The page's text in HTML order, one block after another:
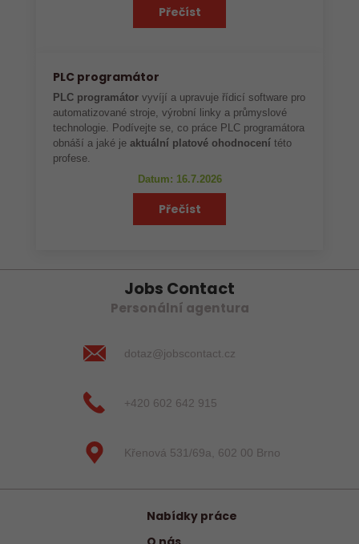
Přečíst
PLC programátor
PLC programátor vyvíjí a upravuje řídicí software pro
automatizované stroje, výrobní linky a průmyslové
technologie. Podívejte se, co práce PLC programátora
obnáší a jaké je aktuální platové ohodnocení této
profese.
Datum: 16.7.2026
Přečíst
Jobs Contact
Personální agentura
dotaz@jobscontact.cz
+420 602 642 915
Křenová 531/69a, 602 00 Brno
Nabídky práce